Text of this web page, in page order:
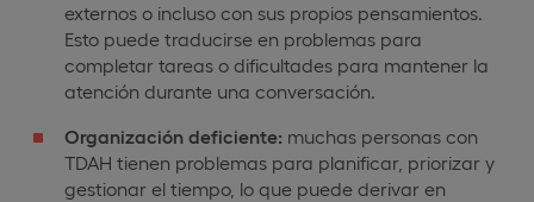
externos o incluso con sus propios pensamientos.
Esto puede traducirse en problemas para
completar tareas o dificultades para mantener la
atención durante una conversación.
Organización deficiente: muchas personas con
TDAH tienen problemas para planificar, priorizar y
gestionar el tiempo, lo que puede derivar en